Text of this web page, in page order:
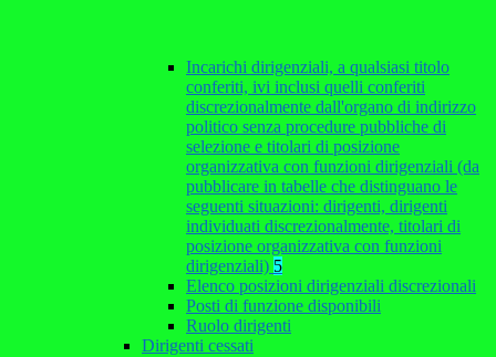
Incarichi dirigenziali, a qualsiasi titolo
conferiti, ivi inclusi quelli conferiti
discrezionalmente dall'organo di indirizzo
politico senza procedure pubbliche di
selezione e titolari di posizione
organizzativa con funzioni dirigenziali (da
pubblicare in tabelle che distinguano le
seguenti situazioni: dirigenti, dirigenti
individuati discrezionalmente, titolari di
posizione organizzativa con funzioni
dirigenziali) 5
Elenco posizioni dirigenziali discrezionali
Posti di funzione disponibili
Ruolo dirigenti
Dirigenti cessati